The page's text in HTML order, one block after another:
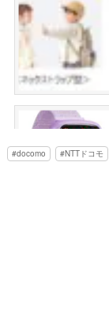
docomo NTTドコモ